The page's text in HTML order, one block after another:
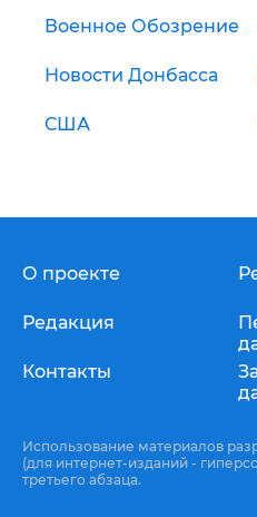
Военное Обозрение
Новости Донбасса
США
О проекте
Редакция
Контакты
Использование материалов
(для интернет-изданий -
третьего абзаца.